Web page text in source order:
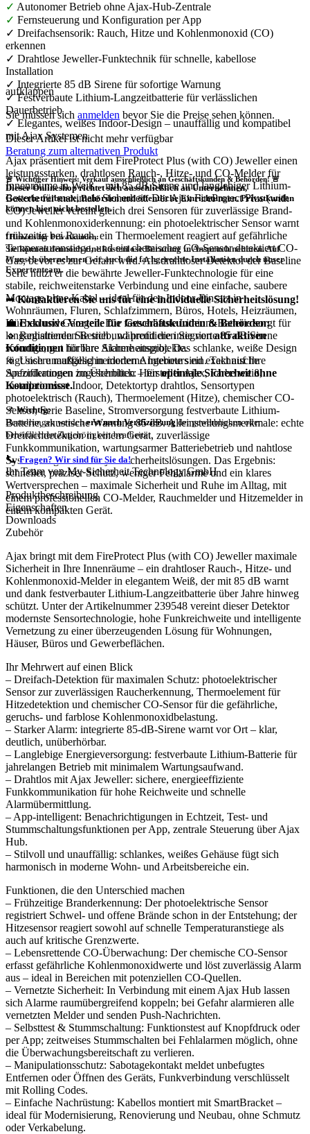
✓ Autonomer Betrieb ohne Ajax-Hub-Zentrale
✓ Fernsteuerung und Konfiguration per App
✓ Dreifachsensorik: Rauch, Hitze und Kohlenmonoxid (CO)
erkennen
✓ Drahtlose Jeweller-Funktechnik für schnelle, kabellose
Installation
✓ Integrierte 85 dB Sirene für sofortige Warnung
✓ Festverbaute Lithium-Langzeitbatterie für verlässlichen
Dauerbetrieb
✓ Elegantes, weißes Indoor-Design – unauffällig und kompatibel
mit Ajax Systemen
Ajax präsentiert mit dem FireProtect Plus (with CO) Jeweller einen
leistungsstarken, drahtlosen Rauch-, Hitze- und CO-Melder für
Innenräume in Weiß – mit 85 dB Sirene und langlebiger Lithium-
Batterie für maximale Sicherheit. Der Ajax FireProtect Plus (with
CO) Jeweller vereint gleich drei Sensoren für zuverlässige Brand-
und Kohlenmonoxiderkennung: ein photoelektrischer Sensor warnt
frühzeitig bei Rauch, ein Thermoelement reagiert auf gefährliche
Temperaturanstiege, und ein chemischer CO-Sensor detektiert CO-
Gas, bevor es zur Gefahr wird. Als drahtloser Detektor der Baseline
Serie nutzt er die bewährte Jeweller-Funktechnologie für eine
stabile, reichweitenstarke Verbindung und eine einfache, saubere
Montage ohne Kabel – ideal für den Indoor-Einsatz in
Wohnräumen, Fluren, Schlafzimmern, Büros, Hotels, Heizräumen,
Küchen und Garagen. Die festverbaute Lithium-Batterie sorgt für
langanhaltenden Betrieb, während die integrierte 85 dB Sirene
sofortige, gut hörbare Alarme ausgibt. Das schlanke, weiße Design
fügt sich unauffällig in moderne Interieurs ein. Technische
Spezifikationen im Überblick: Hersteller Ajax, Farbe weiß,
Installationsort Indoor, Detektortyp drahtlos, Sensortypen
photoelektrisch (Rauch), Thermoelement (Hitze), chemischer CO-
Sensor, Serie Baseline, Stromversorgung festverbaute Lithium-
Batterie, akustische Warnung 85 dB. Alleinstellungsmerkmale: echte
Dreifachdetektion in einem Gerät, zuverlässige
Funkkommunikation, wartungsarmer Batteriebetrieb und nahtlose
Systemintegration in Ajax Sicherheitslösungen. Das Ergebnis:
schneller, präziser Schutz, weniger Fehlalarme und ein klares
Wertversprechen – maximale Sicherheit und Ruhe im Alltag, mit
einem professionellen CO-Melder, Rauchmelder und Hitzemelder in
einem kompakten Gerät.
aufklappen
Sie müssen sich anmelden bevor Sie die Preise sehen können.
Dieser Artikel ist nicht mehr verfügbar
Beratung zum alternativen Produkt
🚨 Wichtiger Hinweis: Verkauf ausschließlich an Geschäftskunden & Behörden! 🚨
Dieser Onlineshop richtet sichausschließlichan Unternehmen,
Gewerbetreibende, Behörden und öffentliche Einrichtungen.Privatkunden
können hier nicht bestellen.
❗Hinweis für Privatkunden:
Sie können dennoch einekostenlose Beratung in Anspruch nehmen. Auf
Wunsch übernehmen wir auch die fachgerechte Installationdurch unser
Expertenteam.
➡Kontaktieren Sie uns für eine individuelle Sicherheitslösung!
💼Exklusive Vorteile für Geschäftskunden & Behörden:
🔹 Registrieren Sie sich und profitieren Sie vonattraktiven
Konditionen für Ihre Sicherheitsprojekte.
🔹 Unsere maßgeschneiderten Angebote sind exakt auf Ihre
Anforderungen zugeschnitten – füroptimale Sicherheit ohne
Kompromisse.
📌Wichtig:
Bestellungen werdenerst nach Verifizierungder gewerblichen oder
behördlichen Zugehörigkeit bearbeitet.
📞Fragen? Wir sind für Sie da!
Ihr Team von My-Sicherheit Technology GmbH
Produktbeschreibung
Eigenschaften
Downloads
Zubehör
Ajax bringt mit dem FireProtect Plus (with CO) Jeweller maximale
Sicherheit in Ihre Innenräume – ein drahtloser Rauch-, Hitze- und
Kohlenmonoxid-Melder in elegantem Weiß, der mit 85 dB warnt
und dank festverbauter Lithium-Langzeitbatterie über Jahre hinweg
schützt. Unter der Artikelnummer 239548 vereint dieser Detektor
modernste Sensortechnologie, hohe Funkreichweite und intelligente
Vernetzung zu einer überzeugenden Lösung für Wohnungen,
Häuser, Büros und Gewerbeflächen.
Ihr Mehrwert auf einen Blick
– Dreifach-Detektion für maximalen Schutz: photoelektrischer
Sensor zur zuverlässigen Raucherkennung, Thermoelement für
Hitzedetektion und chemischer CO-Sensor für die gefährliche,
geruchs- und farblose Kohlenmonoxidbelastung.
– Starker Alarm: integrierte 85-dB-Sirene warnt vor Ort – klar,
deutlich, unüberhörbar.
– Langlebige Energieversorgung: festverbaute Lithium-Batterie für
jahrelangen Betrieb mit minimalem Wartungsaufwand.
– Drahtlos mit Ajax Jeweller: sichere, energieeffiziente
Funkkommunikation für hohe Reichweite und schnelle
Alarmübermittlung.
– App-intelligent: Benachrichtigungen in Echtzeit, Test- und
Stummschaltungsfunktionen per App, zentrale Steuerung über Ajax
Hub.
– Stilvoll und unauffällig: schlankes, weißes Gehäuse fügt sich
harmonisch in moderne Wohn- und Arbeitsbereiche ein.
Funktionen, die den Unterschied machen
– Frühzeitige Branderkennung: Der photoelektrische Sensor
registriert Schwel- und offene Brände schon in der Entstehung; der
Hitzesensor reagiert sowohl auf schnelle Temperaturanstiege als
auch auf kritische Grenzwerte.
– Lebensrettende CO-Überwachung: Der chemische CO-Sensor
erfasst gefährliche Kohlenmonoxidwerte und löst zuverlässig Alarm
aus – ideal in Bereichen mit potenziellen CO-Quellen.
– Vernetzte Sicherheit: In Verbindung mit einem Ajax Hub lassen
sich Alarme raumübergreifend koppeln; bei Gefahr alarmieren alle
vernetzten Melder und senden Push-Nachrichten.
– Selbsttest & Stummschaltung: Funktionstest auf Knopfdruck oder
per App; zeitweises Stummschalten bei Fehlalarmen möglich, ohne
die Überwachungsbereitschaft zu verlieren.
– Manipulationsschutz: Sabotagekontakt meldet unbefugtes
Entfernen oder Öffnen des Geräts, Funkverbindung verschlüsselt
mit Rolling Codes.
– Einfache Nachrüstung: Kabellos montiert mit SmartBracket –
ideal für Modernisierung, Renovierung und Neubau, ohne Schmutz
oder Verkabelung.